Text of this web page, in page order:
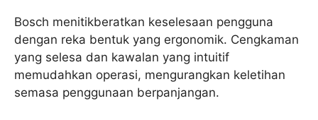
Bosch menitikberatkan keselesaan pengguna
dengan reka bentuk yang ergonomik. Cengkaman
yang selesa dan kawalan yang intuitif
memudahkan operasi, mengurangkan keletihan
semasa penggunaan berpanjangan.